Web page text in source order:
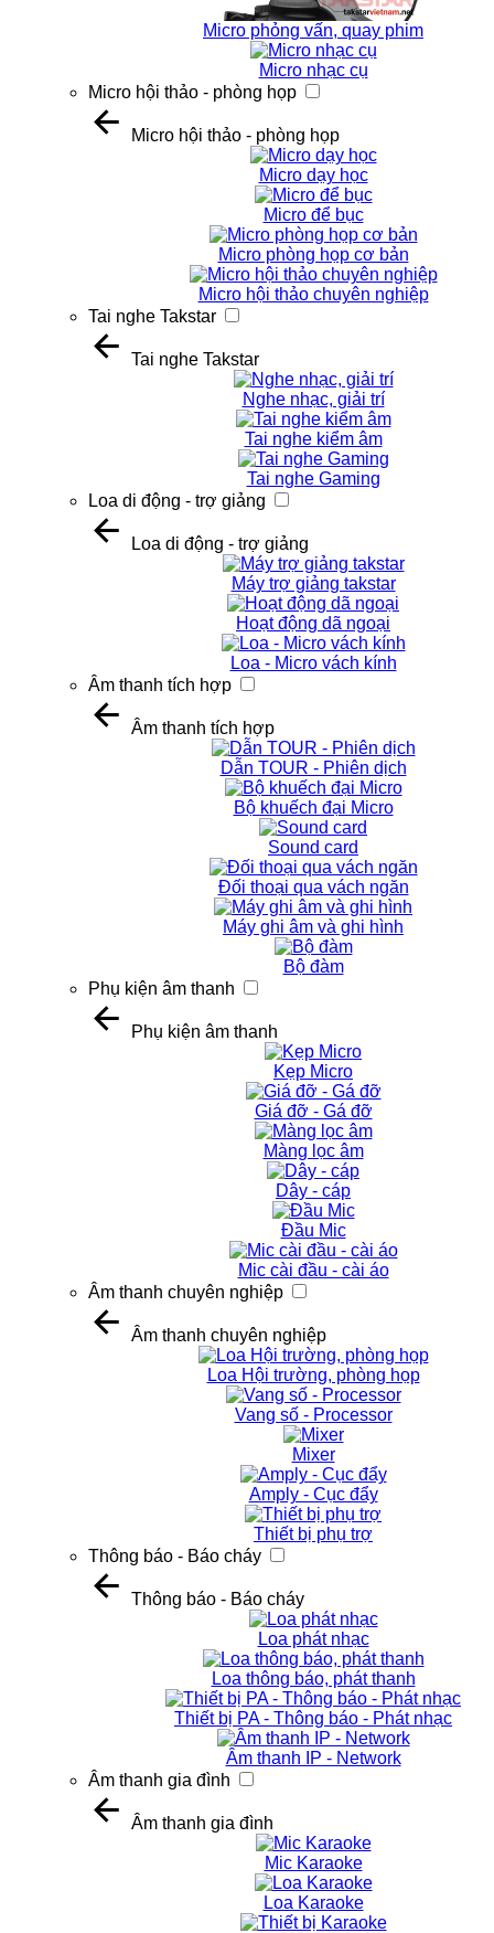
Micro phỏng vấn, quay phim
Micro nhạc cụ
Micro hội thảo - phòng họp
Micro hội thảo - phòng họp
Micro dạy học
Micro để bục
Micro phòng họp cơ bản
Micro hội thảo chuyên nghiệp
Tai nghe Takstar
Tai nghe Takstar
Nghe nhạc, giải trí
Tai nghe kiểm âm
Tai nghe Gaming
Loa di động - trợ giảng
Loa di động - trợ giảng
Máy trợ giảng takstar
Hoạt động dã ngoại
Loa - Micro vách kính
Âm thanh tích hợp
Âm thanh tích hợp
Dẫn TOUR - Phiên dịch
Bộ khuếch đại Micro
Sound card
Đối thoại qua vách ngăn
Máy ghi âm và ghi hình
Bộ đàm
Phụ kiện âm thanh
Phụ kiện âm thanh
Kẹp Micro
Giá đỡ - Gá đỡ
Màng lọc âm
Dây - cáp
Đầu Mic
Mic cài đầu - cài áo
Âm thanh chuyên nghiệp
Âm thanh chuyên nghiệp
Loa Hội trường, phòng họp
Vang số - Processor
Mixer
Amply - Cục đẩy
Thiết bị phụ trợ
Thông báo - Báo cháy
Thông báo - Báo cháy
Loa phát nhạc
Loa thông báo, phát thanh
Thiết bị PA - Thông báo - Phát nhạc
Âm thanh IP - Network
Âm thanh gia đình
Âm thanh gia đình
Mic Karaoke
Loa Karaoke